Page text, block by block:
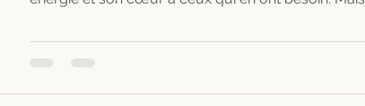
compassionnelle, et parfois le burnout.